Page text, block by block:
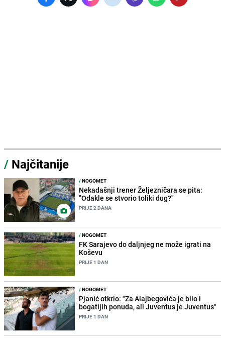
/ Najčitanije
/NOGOMET
Nekadašnji trener Željezničara se pita:
"Odakle se stvorio toliki dug?"
PRIJE 2 DANA
/NOGOMET
FK Sarajevo do daljnjeg ne može igrati na
Koševu
PRIJE 1 DAN
/NOGOMET
Pjanić otkrio: "Za Alajbegovića je bilo i
bogatijih ponuda, ali Juventus je Juventus"
PRIJE 1 DAN